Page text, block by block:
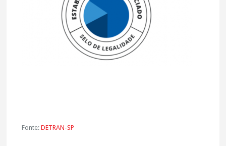
Fonte:DETRAN-SP